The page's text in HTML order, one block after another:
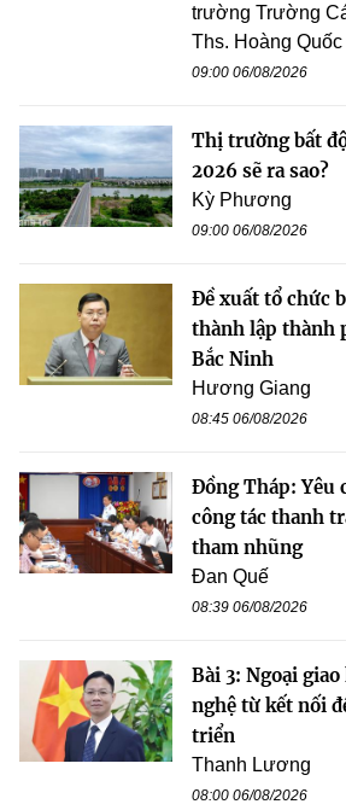
trường Trường
Ths. Hoàng Quốc
09:00 06/08/2026
Thị trường bất
2026 sẽ ra sao?
Kỳ Phương
09:00 06/08/2026
Đề xuất tổ chức
thành lập thành
Bắc Ninh
Hương Giang
08:45 06/08/2026
Đồng Tháp: Yêu
công tác thanh
tham nhũng
Đan Quế
08:39 06/08/2026
Bài 3: Ngoại
nghệ từ kết nối
triển
Thanh Lương
08:00 06/08/2026